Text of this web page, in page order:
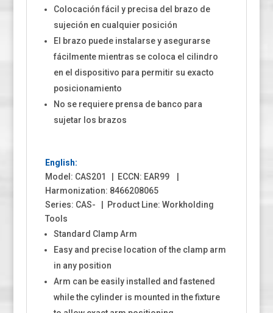
Colocación fácil y precisa del brazo de
sujeción en cualquier posición
El brazo puede instalarse y asegurarse
fácilmente mientras se coloca el cilindro
en el dispositivo para permitir su exacto
posicionamiento
No se requiere prensa de banco para
sujetar los brazos
English:
Model: CAS201 | ECCN: EAR99 |
Harmonization: 8466208065
Series: CAS- | Product Line: Workholding
Tools
Standard Clamp Arm
Easy and precise location of the clamp arm
in any position
Arm can be easily installed and fastened
while the cylinder is mounted in the fixture